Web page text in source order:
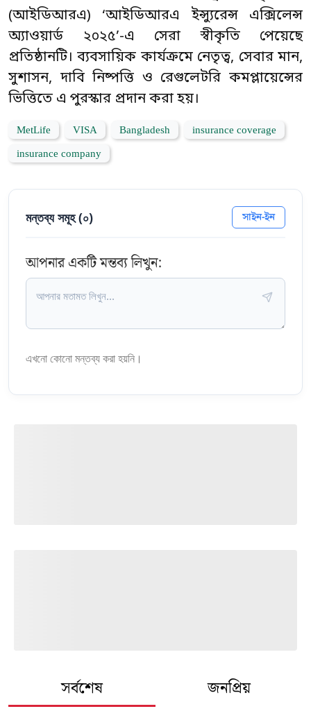
(আইডিআরএ) ‘আইডিআরএ ইন্স্যুরেন্স এক্সিলেন্স
অ্যাওয়ার্ড ২০২৫’-এ সেরা স্বীকৃতি পেয়েছে
প্রতিষ্ঠানটি। ব্যবসায়িক কার্যক্রমে নেতৃত্ব, সেবার মান,
সুশাসন, দাবি নিষ্পত্তি ও রেগুলেটরি কমপ্লায়েন্সের
ভিত্তিতে এ পুরস্কার প্রদান করা হয়।
MetLife VISA Bangladesh
insurance coverage
insurance company
মন্তব্য সমূহ (০) সাইন-ইন
আপনার একটি মন্তব্য লিখুন:
এখনো কোনো মন্তব্য করা হয়নি।
সর্বশেষ জনপ্রিয়